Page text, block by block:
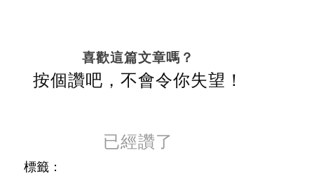
喜歡這篇文章嗎？
按個讚吧，不會令你失望！
已經讚了
標籤：